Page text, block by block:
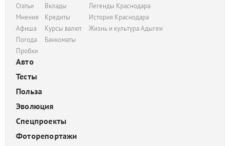
Статьи
Мнения
Афиша
Погода
Пробки
Вклады
Кредиты
Курсы валют
Банкоматы
Легенды Краснодара
История Краснодара
Жизнь и культура Адыгеи
Авто
Тесты
Польза
Эволюция
Спецпроекты
Фоторепортажи